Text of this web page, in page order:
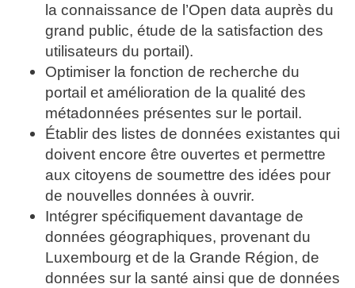
la connaissance de l’Open data auprès du
grand public, étude de la satisfaction des
utilisateurs du portail).
Optimiser la fonction de recherche du
portail et amélioration de la qualité des
métadonnées présentes sur le portail.
Établir des listes de données existantes qui
doivent encore être ouvertes et permettre
aux citoyens de soumettre des idées pour
de nouvelles données à ouvrir.
Intégrer spécifiquement davantage de
données géographiques, provenant du
Luxembourg et de la Grande Région, de
données sur la santé ainsi que de données